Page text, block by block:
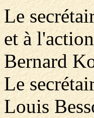
Le
et à
Bernard
Le
Louis